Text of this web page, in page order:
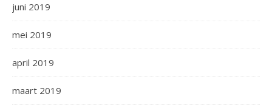
juni 2019
mei 2019
april 2019
maart 2019